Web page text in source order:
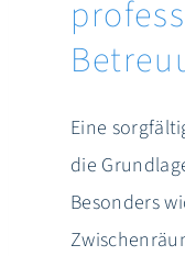
Eine
die
Besonders